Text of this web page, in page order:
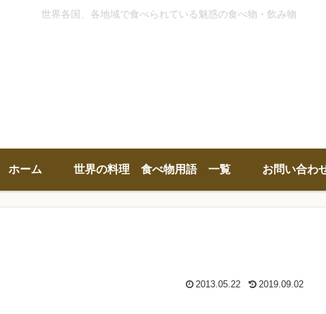
世界各国、各地域で食べられている魅惑の食べ物・飲み物
ホーム 世界の料理 食べ物用語 一覧 お問い合わ
2013.05.22 2019.09.02